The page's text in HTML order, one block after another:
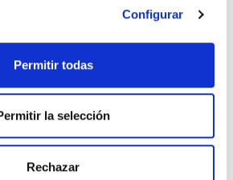
Configurar
Permitir todas
la selección
Rechazar